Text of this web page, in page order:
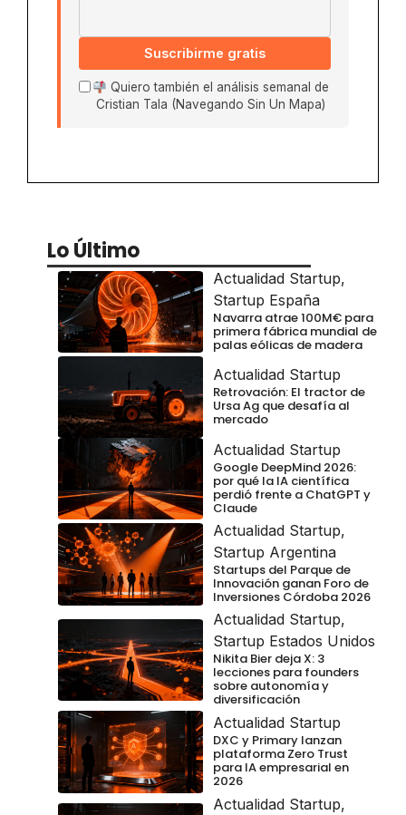
Suscribirme gratis
Quiero también el análisis semanal de
Cristian Tala (Navegando Sin Un Mapa)
Lo Último
Actualidad Startup,
Startup España
Navarra atrae 100M€ para
primera fábrica mundial de
palas eólicas de madera
Actualidad Startup
Retrovación: El tractor de
Ursa Ag que desafía al
mercado
Actualidad Startup
Google DeepMind 2026:
por qué la IA científica
perdió frente a ChatGPT y
Claude
Actualidad Startup,
Startup Argentina
Startups del Parque de
Innovación ganan Foro de
Inversiones Córdoba 2026
Actualidad Startup,
Startup Estados Unidos
Nikita Bier deja X: 3
lecciones para founders
sobre autonomía y
diversificación
Actualidad Startup
DXC y Primary lanzan
plataforma Zero Trust
para IA empresarial en
2026
Actualidad Startup,